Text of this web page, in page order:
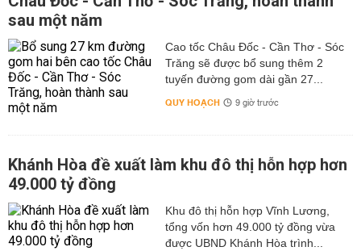
sau một năm
Cao tốc Châu Đốc - Cần Thơ - Sóc
Trăng sẽ được bổ sung thêm 2
tuyến đường gom dài gần 27...
QUY HOẠCH 9 giờ trước
Khánh Hòa đề xuất làm khu đô thị hỗn hợp hơn
49.000 tỷ đồng
Khu đô thị hỗn hợp Vĩnh Lương,
tổng vốn hơn 49.000 tỷ đồng vừa
được UBND Khánh Hòa trình...